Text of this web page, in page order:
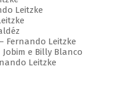
Leitzke
Fernando Leitzke
e Billy Blanco
Leitzke